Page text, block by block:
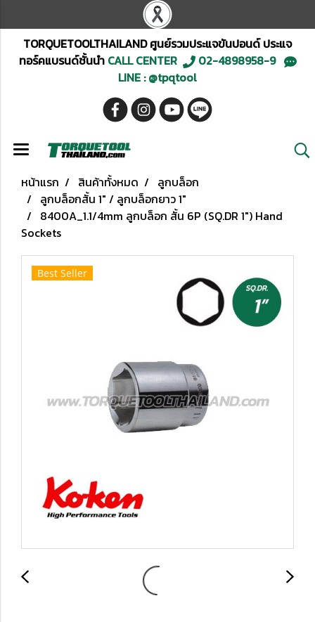
TORQUETOOLTHAILAND ศูนย์รวมประแจขันปอนด์ ประแจ
ทอร์คแบรนด์ชั้นนำCALL CENTER
02-4898958-9
LINE : @tpqtool
หน้าแรก สินค้าทั้งหมด
ลูกบล็อก
ลูกบล็อกสั้น 1" / ลูกบล็อกยาว 1"
8400A_1.1/4mm ลูกบล็อก สั้น 6P (SQ.DR 1") Hand
Sockets
Best Seller